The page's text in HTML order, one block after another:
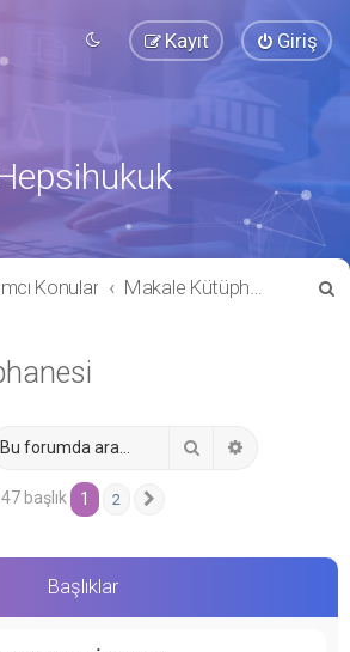
Giriş
Kayıt
Konular Makale Kütüphanesi
47 başlık 1 2
Başlıklar